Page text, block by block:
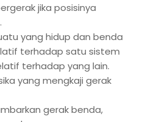
jika posisinya
yang hidup dan benda
terhadap satu sistem
terhadap yang lain.
yang mengkaji gerak
gerak benda,